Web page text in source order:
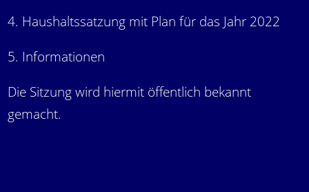
4. Haushaltssatzung mit Plan für das Jahr 2022
5. Informationen
Die Sitzung wird hiermit öffentlich bekannt
gemacht.